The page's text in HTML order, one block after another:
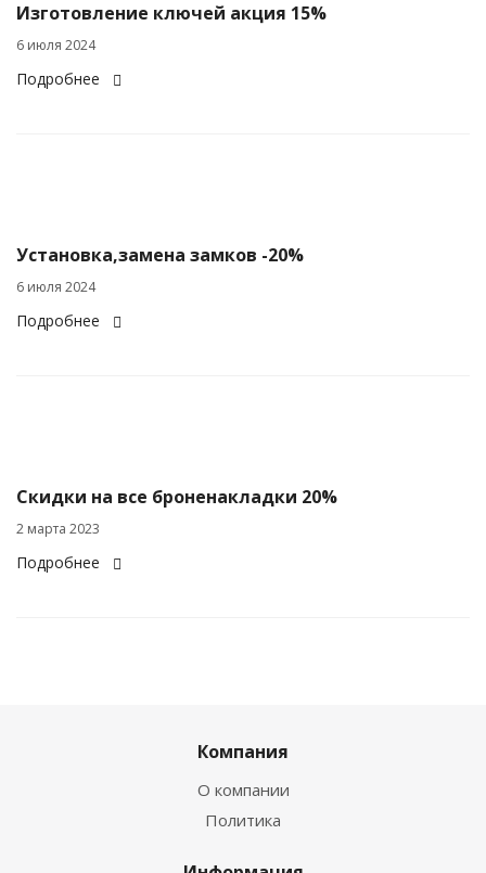
Изготовление ключей акция 15%
6 июля 2024
Подробнее
Установка,замена замков -20%
6 июля 2024
Подробнее
Скидки на все броненакладки 20%
2 марта 2023
Подробнее
Компания
О компании
Политика